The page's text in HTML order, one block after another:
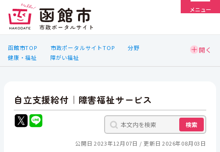
メニュー
函館市TOP 市政ポータルサイトTOP
分野
健康・福祉
障がい福祉
自立支援給付｜障害福祉サービス
検索
公開日 2023年12月07日 更新日 2026年08月03日